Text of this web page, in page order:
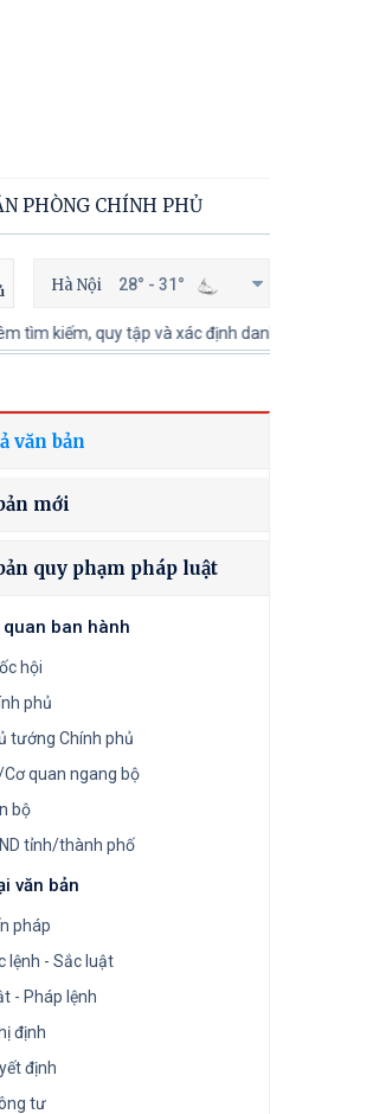
PHÒNG CHÍNH PHỦ
Hà Nội 28° - 31°
tập và xác định danh tính hài cốt liệt sĩ
văn bản
mới
quy phạm pháp luật
quan ban hành
hội
phủ
tướng Chính phủ
Cơ quan ngang bộ
bộ
tỉnh/thành phố
văn bản
pháp
lệnh - Sắc luật
- Pháp lệnh
định
định
tư